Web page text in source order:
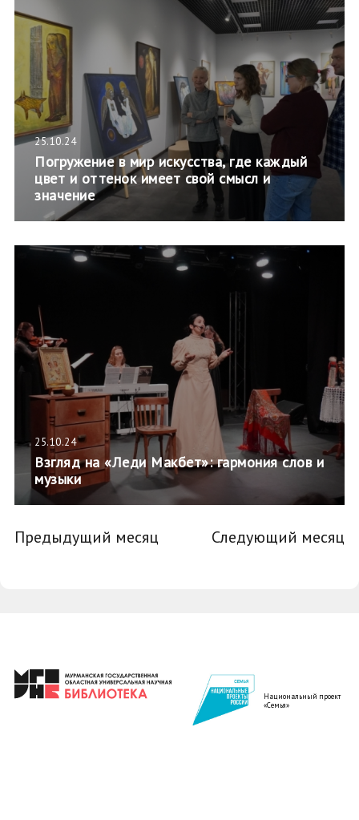
25.10.24
Погружение в мир искусства, где каждый
цвет и оттенок имеет свой смысл и
значение
25.10.24
Взгляд на «Леди Макбет»: гармония слов и
музыки
Предыдущий месяц Следующий месяц
Национальный проект
«Семья»